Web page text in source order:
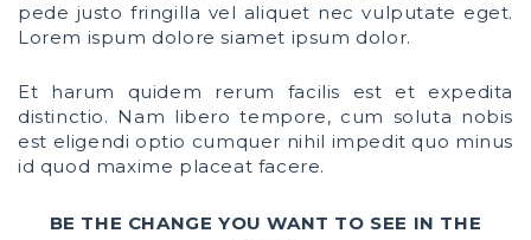
pede justo fringilla vel aliquet nec vulputate eget.
Lorem ispum dolore siamet ipsum dolor.
Et harum quidem rerum facilis est et expedita
distinctio. Nam libero tempore, cum soluta nobis
est eligendi optio cumquer nihil impedit quo minus
id quod maxime placeat facere.
BE THE CHANGE YOU WANT TO SEE IN THE